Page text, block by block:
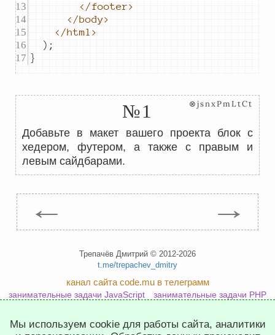
</footer>
</body>
</html>
) ;
}
№1 ⊗jsnxPmLtCt
Добавьте в макет вашего проекта блок с
хедером, футером, а также с правым и
левым сайдбарами.
← →
Трепачёв Дмитрий © 2012-2026
t.me/trepachev_dmitry
канал сайта code.mu в телеграмм
занимательные задачи JavaScript
занимательные задачи PHP
политика конфиденциальности настроить cookies
Мы используем cookie для работы сайта, аналитики